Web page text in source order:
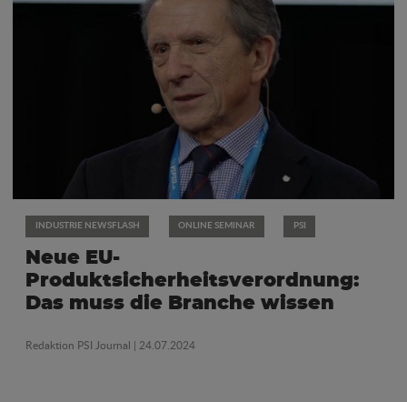
INDUSTRIE NEWSFLASH ONLINE SEMINAR PSI
Neue EU-
Produktsicherheitsverordnung:
Das muss die Branche wissen
Redaktion PSI Journal | 24.07.2024